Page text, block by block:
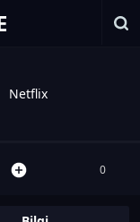
Netflix
0